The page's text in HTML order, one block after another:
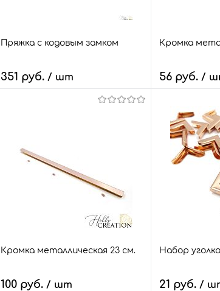
Пряжка с кодовым замком
351 руб. / шт
В избранное
Кромка
56 руб. /
В
Быстрый
В избранное
золото
Кромка металлическая 23 см.
100 руб. / шт
Набор
21 руб. /